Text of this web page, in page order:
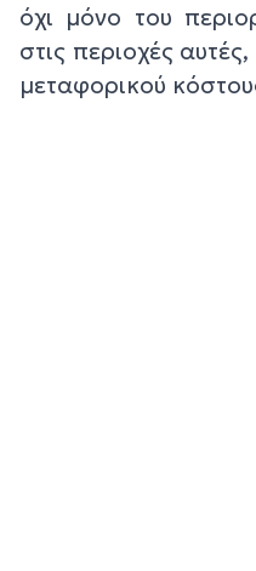
όχι μόνο του
στις περιοχές
μεταφορικού